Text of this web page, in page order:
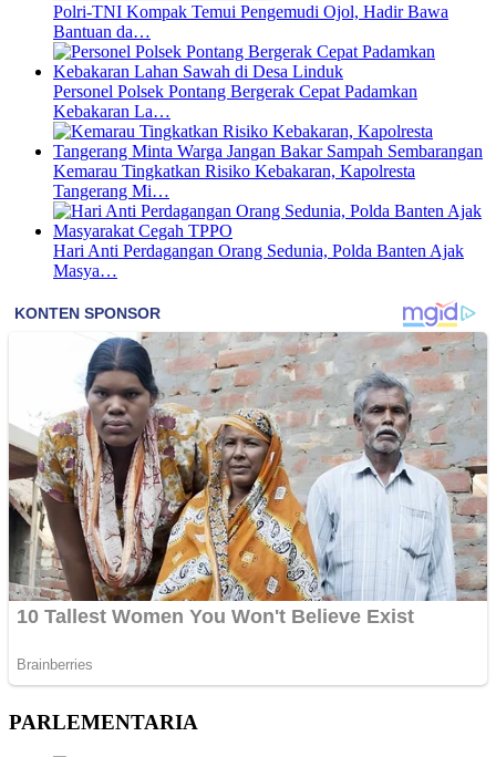
Polri-TNI Kompak Temui Pengemudi Ojol, Hadir Bawa
Bantuan da…
Personel Polsek Pontang Bergerak Cepat Padamkan
Kebakaran La…
Kemarau Tingkatkan Risiko Kebakaran, Kapolresta
Tangerang Mi…
Hari Anti Perdagangan Orang Sedunia, Polda Banten Ajak
Masya…
PARLEMENTARIA